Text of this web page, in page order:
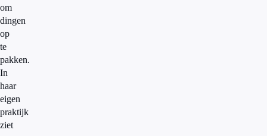
om
dingen
op
te
pakken.
In
haar
eigen
praktijk
ziet